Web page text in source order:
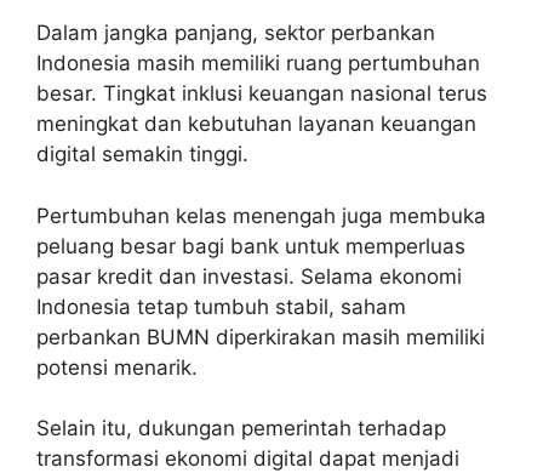
Dalam jangka panjang, sektor perbankan
Indonesia masih memiliki ruang pertumbuhan
besar. Tingkat inklusi keuangan nasional terus
meningkat dan kebutuhan layanan keuangan
digital semakin tinggi.
Pertumbuhan kelas menengah juga membuka
peluang besar bagi bank untuk memperluas
pasar kredit dan investasi. Selama ekonomi
Indonesia tetap tumbuh stabil, saham
perbankan BUMN diperkirakan masih memiliki
potensi menarik.
Selain itu, dukungan pemerintah terhadap
transformasi ekonomi digital dapat menjadi